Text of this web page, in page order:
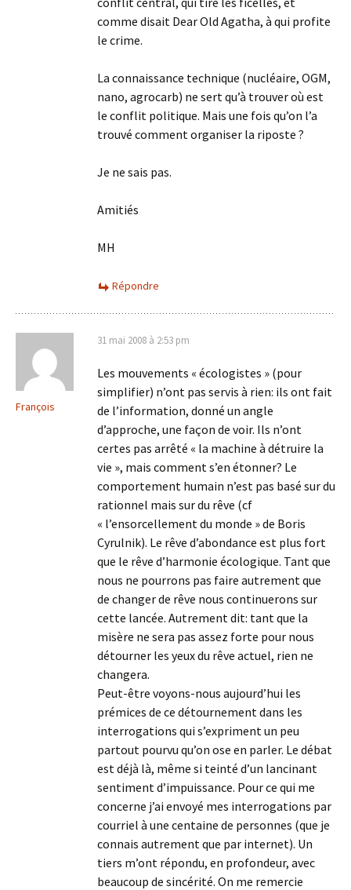
comme disait Dear Old Agatha, à qui profite
le crime.
La connaissance technique (nucléaire, OGM,
nano, agrocarb) ne sert qu’à trouver où est
le conflit politique. Mais une fois qu’on l’a
trouvé comment organiser la riposte ?
Je ne sais pas.
Amitiés
MH
Répondre
François
31 mai 2008 à 2:53 pm
Les mouvements « écologistes » (pour
simplifier) n’ont pas servis à rien: ils ont fait
de l’information, donné un angle
d’approche, une façon de voir. Ils n’ont
certes pas arrêté « la machine à détruire la
vie », mais comment s’en étonner? Le
comportement humain n’est pas basé sur du
rationnel mais sur du rêve (cf
« l’ensorcellement du monde » de Boris
Cyrulnik). Le rêve d’abondance est plus fort
que le rêve d’harmonie écologique. Tant que
nous ne pourrons pas faire autrement que
de changer de rêve nous continuerons sur
cette lancée. Autrement dit: tant que la
misère ne sera pas assez forte pour nous
détourner les yeux du rêve actuel, rien ne
changera.
Peut-être voyons-nous aujourd’hui les
prémices de ce détournement dans les
interrogations qui s’expriment un peu
partout pourvu qu’on ose en parler. Le débat
est déjà là, même si teinté d’un lancinant
sentiment d’impuissance. Pour ce qui me
concerne j’ai envoyé mes interrogations par
courriel à une centaine de personnes (que je
connais autrement que par internet). Un
tiers m’ont répondu, en profondeur, avec
beaucoup de sincérité. On me remercie